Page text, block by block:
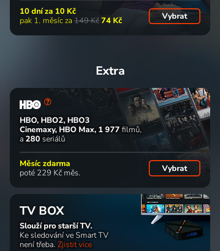
10 dní za 10 Kč
pak 1. měsíc za 149 Kč74 Kč Vybrat
Extra
HBO, HBO2, HBO3
Cinemaxy, HBO Max 1 977 filmů
a 280 seriálů
Měsíc zdarma
poté 229 Kč měs.
Vybrat
TV BOX
Slouží pro starší TV.
Ke sledování ve Smart TV
není třeba. Zjistit více